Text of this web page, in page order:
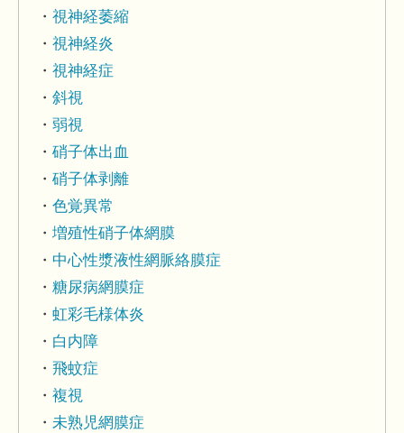
視神経萎縮
視神経炎
視神経症
斜視
弱視
硝子体出血
硝子体剥離
色覚異常
増殖性硝子体網膜
中心性漿液性網脈絡膜症
糖尿病網膜症
虹彩毛様体炎
白内障
飛蚊症
複視
未熟児網膜症